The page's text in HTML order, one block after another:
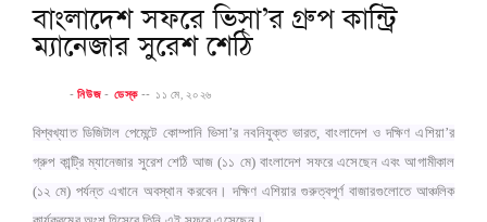
বাংলাদেশ সফরে ভিসা’র গ্রুপ কান্ট্রি
ম্যানেজার সুরেশ শেঠি
-নিউজ - ডেস্ক -- ১১ মে, ২০২৬
বিশ্বখ্যাত ডিজিটাল পেমেন্টে কোম্পানি ভিসা’র নবনিযুক্ত ভারত, বাংলাদেশ ও দক্ষিণ এশিয়া’র
গ্রুপ কান্ট্রি ম্যানেজার সুরেশ শেঠি আজ (১১ মে) বাংলাদেশ সফরে এসেছেন এবং আগামীকাল
(১২ মে) পর্যন্ত এখানে অবস্থান করবেন। দক্ষিণ এশিয়ার গুরুত্বপূর্ণ বাজারগুলোতে আঞ্চলিক